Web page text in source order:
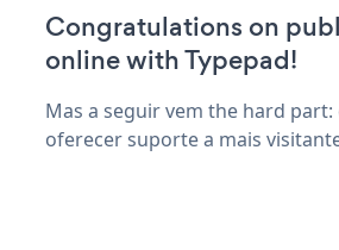
Congratulations on
online with Typepad!
Mas a seguir vem the hard
oferecer suporte a mais